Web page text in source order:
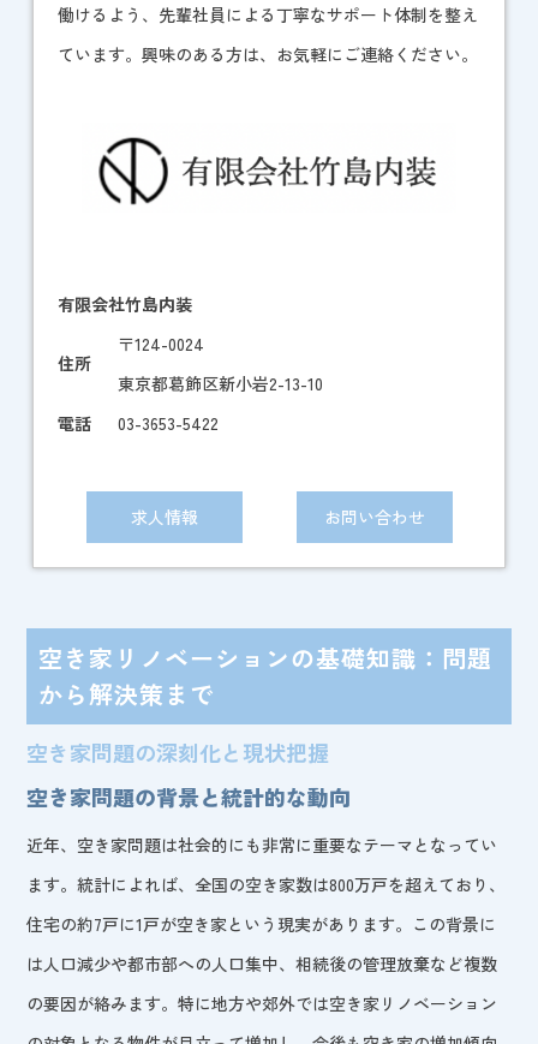
働けるよう、先輩社員による丁寧なサポート体制を整え
ています。興味のある方は、お気軽にご連絡ください。
有限会社竹島内装
住所
〒124-0024
東京都葛飾区新小岩2-13-10
電話
03-3653-5422
求人情報 お問い合わせ
空き家リノベーションの基礎知識：問題
から解決策まで
空き家問題の深刻化と現状把握
空き家問題の背景と統計的な動向
近年、空き家問題は社会的にも非常に重要なテーマとなってい
ます。統計によれば、全国の空き家数は800万戸を超えており、
住宅の約7戸に1戸が空き家という現実があります。この背景に
は人口減少や都市部への人口集中、相続後の管理放棄など複数
の要因が絡みます。特に地方や郊外では空き家リノベーション